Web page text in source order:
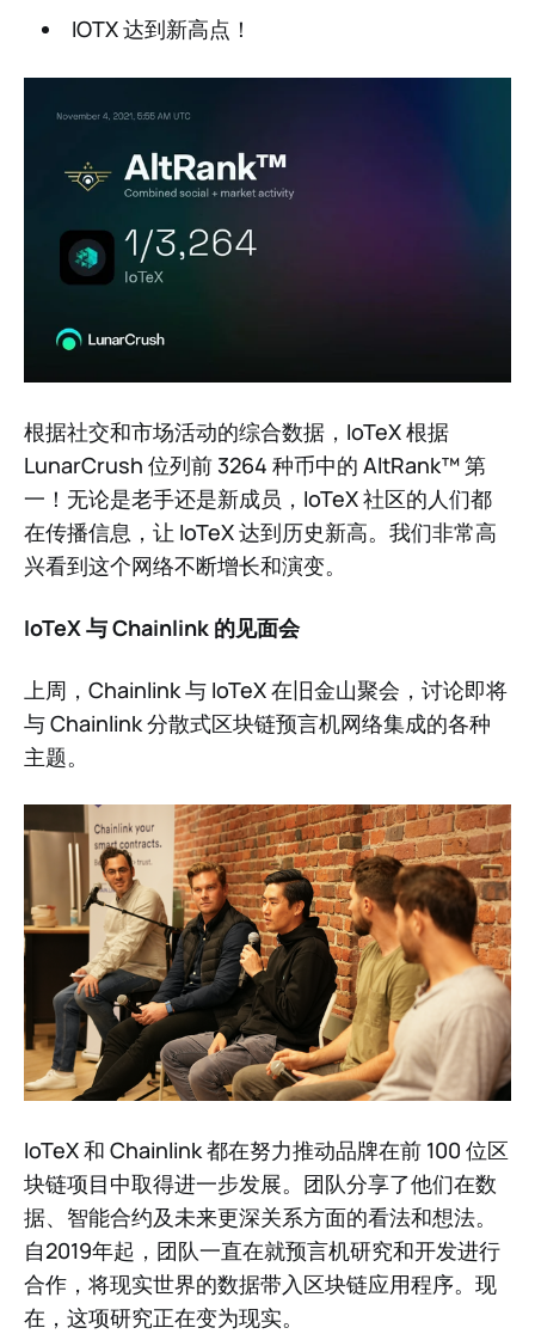
IOTX 达到新高点！
根据社交和市场活动的综合数据，IoTeX 根据
LunarCrush 位列前 3264 种币中的 AltRank™ 第
一！无论是老手还是新成员，IoTeX 社区的人们都
在传播信息，让 IoTeX 达到历史新高。我们非常高
兴看到这个网络不断增长和演变。
IoTeX 与 Chainlink 的见面会
上周，Chainlink 与 IoTeX 在旧金山聚会，讨论即将
与 Chainlink 分散式区块链预言机网络集成的各种
主题。
IoTeX 和 Chainlink 都在努力推动品牌在前 100 位区
块链项目中取得进一步发展。团队分享了他们在数
据、智能合约及未来更深关系方面的看法和想法。
自2019年起，团队一直在就预言机研究和开发进行
合作，将现实世界的数据带入区块链应用程序。现
在，这项研究正在变为现实。